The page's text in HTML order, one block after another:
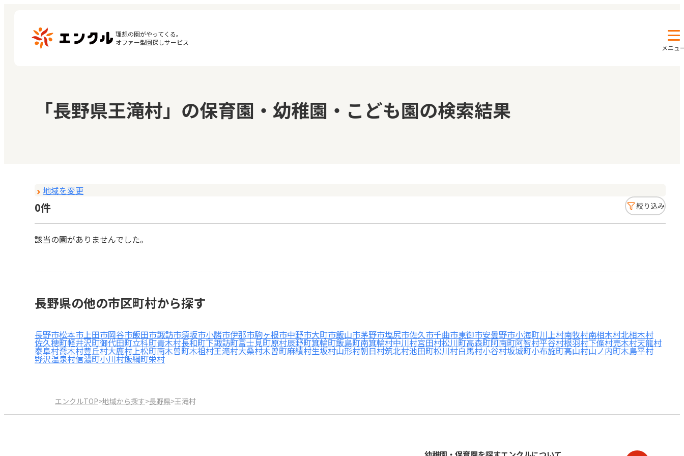
理想の園がやってくる。
オファー型園探しサービス
メニュ
保育園・幼稚園を探す
地図から探す
閲覧履歴
お気に入り
メッセージ
おすすめの園
「長野県王滝村」の保育園・幼稚園・こども園の検索結果
地域を変更
0件 絞り込み
該当の園がありませんでした。
長野県の他の市区町村から探す
長野市松本市上田市岡谷市飯田市諏訪市須坂市小諸市伊那市駒ヶ根市中野市大町市飯山市茅野市塩尻市佐久市千曲市東御市安曇野市小海町川上村南牧村南相木村北相木村
佐久穂町軽井沢町御代田町立科町青木村長和町下諏訪町富士見町原村辰野町箕輪町飯島町南箕輪村中川村宮田村松川町高森町阿南町阿智村平谷村根羽村下條村売木村天龍村
泰阜村喬木村豊丘村大鹿村上松町南木曽町木祖村王滝村大桑村木曽町麻績村生坂村山形村朝日村筑北村池田町松川村白馬村小谷村坂城町小布施町高山村山ノ内町木島平村
野沢温泉村信濃町小川村飯綱町栄村
エンクルTOP>地域から探す>長野県>王滝村